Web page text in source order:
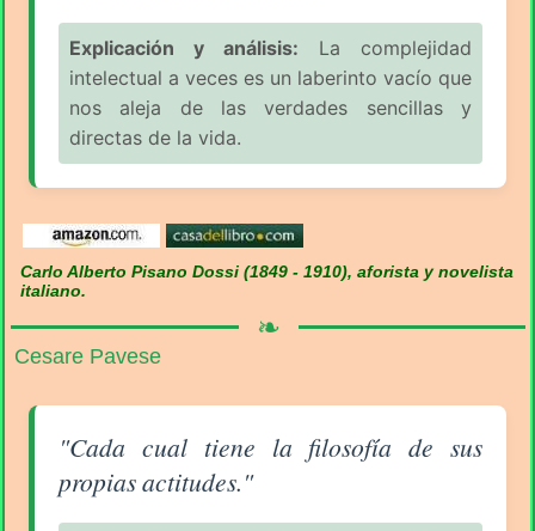
Explicación y análisis: La complejidad
intelectual a veces es un laberinto vacío que
nos aleja de las verdades sencillas y
directas de la vida.
Carlo Alberto Pisano Dossi (1849 - 1910), aforista y novelista
italiano.
❧
Cesare Pavese
Aforismo sobre la Filosofía (pág. 2/16) - Cesare
"Cada cual tiene la filosofía de sus
propias actitudes."